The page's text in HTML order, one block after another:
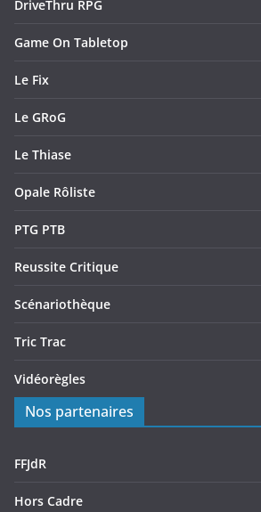
DriveThru RPG
Game On Tabletop
Le Fix
Le GRoG
Le Thiase
Opale Rôliste
PTG PTB
Reussite Critique
Scénariothèque
Tric Trac
Vidéorègles
Nos partenaires
FFJdR
Hors Cadre